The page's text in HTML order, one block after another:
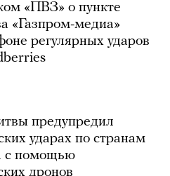
«ПВЗ» о пункте
«Газпром-медиа»
регулярных ударов
предупредил
ударах по странам
с помощью
дронов